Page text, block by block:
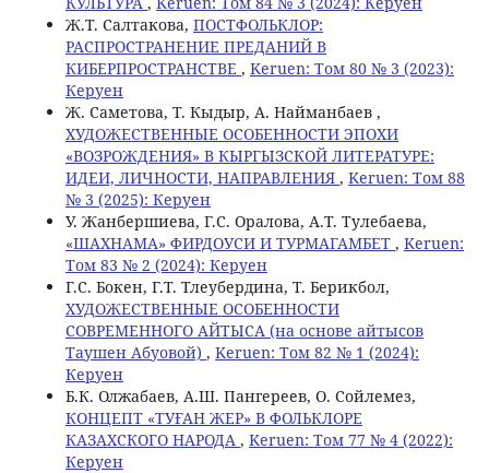
Ж.Т. Салтакова, ПОСТФОЛЬКЛОР:
РАСПРОСТРАНЕНИЕ ПРЕДАНИЙ В
КИБЕРПРОСТРАНСТВЕ , Keruen: Том 80 № 3 (2023):
Керуен
Ж. Саметова, Т. Кыдыр, А. Найманбаев ,
ХУДОЖЕСТВЕННЫЕ ОСОБЕННОСТИ ЭПОХИ
«ВОЗРОЖДЕНИЯ» В КЫРГЫЗСКОЙ ЛИТЕРАТУРЕ:
ИДЕИ, ЛИЧНОСТИ, НАПРАВЛЕНИЯ , Keruen: Том 88
№ 3 (2025): Керуен
У. Жанбершиева, Г.С. Оралова, А.Т. Тулебаева,
«ШАХНАМА» ФИРДОУСИ И ТУРМАГАМБЕТ , Keruen:
Том 83 № 2 (2024): Керуен
Г.С. Бокен, Г.Т. Тлеубердина, Т. Берикбол,
ХУДОЖЕСТВЕННЫЕ ОСОБЕННОСТИ
СОВРЕМЕННОГО АЙТЫСА (на основе айтысов
Таушен Абуовой) , Keruen: Том 82 № 1 (2024):
Керуен
Б.К. Олжабаев, А.Ш. Пангереев, О. Сойлемез,
КОНЦЕПТ «ТУҒАН ЖЕР» В ФОЛЬКЛОРЕ
КАЗАХСКОГО НАРОДА , Keruen: Том 77 № 4 (2022):
Керуен